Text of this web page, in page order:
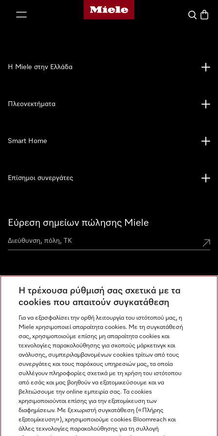
Αρχική σελίδα της Miele
Εύρεση σημείων πώλησης Miele
Ανακαλύψτε τα Miele Experience Center
Newsletter
Η Miele στην Ελλάδα
Πλεονεκτήματα
Smart Home
Επίσημοι συνεργάτες
Miele στο Instagram
Miele στο Facebook
Miele στο Youtube
Η τρέχουσα ρύθμισή σας σχετικά με τα
cookies που απαιτούν συγκατάθεση
Για να εξασφαλίσει την ορθή λειτουργία του ιστότοπού μας, η
Miele χρησιμοποιεί απαραίτητα cookies. Με τη συγκατάθεσή
σας, χρησιμοποιούμε επίσης μη απαραίτητα cookies και
τεχνολογίες παρακολούθησης για σκοπούς μάρκετινγκ και
ανάλυσης, συμπεριλαμβανομένων cookies τρίτων από τους
συνεργάτες και τους παρόχους υπηρεσιών μας, τα οποία
συλλέγουν πληροφορίες σχετικά με τη χρήση του ιστότοπου
από εσάς και μας βοηθούν να εξατομικεύσουμε και να
βελτιώσουμε την online εμπειρία σας. Τα cookies
χρησιμοποιούνται επίσης για την εξατομίκευση των
διαφημίσεων. Με ξεχωριστή συγκατάθεση («Πλήρης
εξατομίκευση»), χρησιμοποιούμε cookies Bloomreach και
άλλες τεχνολογίες παρακολούθησης για τη συλλογή